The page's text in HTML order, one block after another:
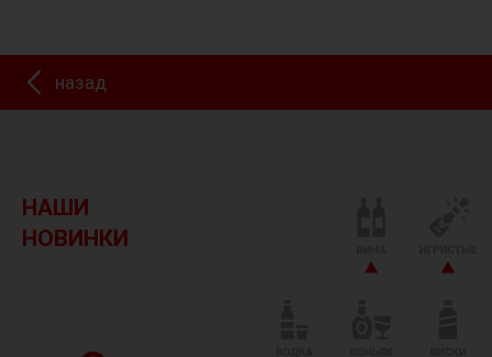
назад
НАШИ
НОВИНКИ